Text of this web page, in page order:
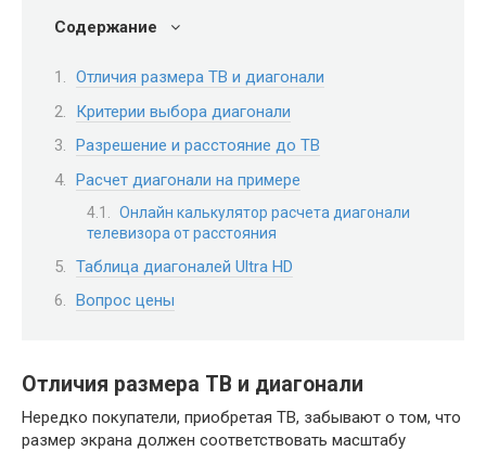
Содержание
Отличия размера ТВ и диагонали
Критерии выбора диагонали
Разрешение и расстояние до ТВ
Расчет диагонали на примере
Онлайн калькулятор расчета диагонали
телевизора от расстояния
Таблица диагоналей Ultra HD
Вопрос цены
Отличия размера ТВ и диагонали
Нередко покупатели, приобретая ТВ, забывают о том, что
размер экрана должен соответствовать масштабу